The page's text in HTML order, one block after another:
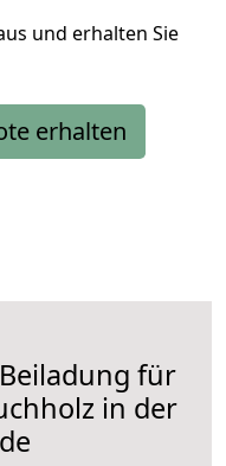
und erhalten Sie
erhalten
für
in der